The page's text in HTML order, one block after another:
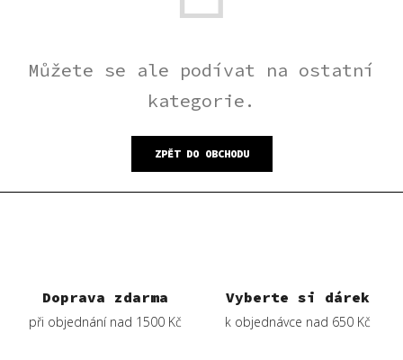
Můžete se ale podívat na ostatní
kategorie.
ZPĚT DO OBCHODU
Doprava zdarma
při objednání nad 1500 Kč
Vyberte si dárek
k objednávce nad 650 Kč